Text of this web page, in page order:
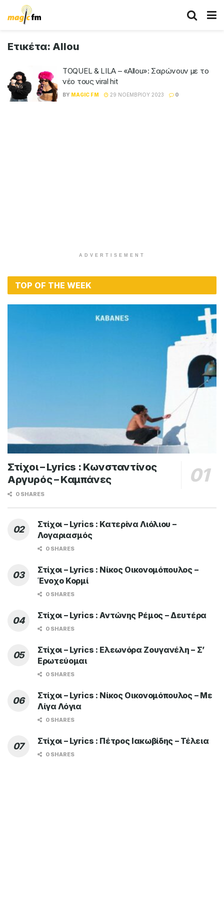
Ετικέτα: Allou
TOQUEL & LILA – «Allou»: Σαρώνουν με το
νέο τους viral hit
BY MAGIC FM 29 ΝΟΕΜΒΡΊΟΥ 2023 0
ADVERTISEMENT
TOP OF THE WEEK
Στίχοι – Lyrics : Κωνσταντίνος
Αργυρός – Καμπάνες
0 SHARES
Στίχοι – Lyrics : Κατερίνα Λιόλιου –
Λογαριασμός
0 SHARES
Στίχοι – Lyrics : Νίκος Οικονομόπουλος –
Ένοχο Κορμί
0 SHARES
Στίχοι – Lyrics : Αντώνης Ρέμος – Δευτέρα
0 SHARES
Στίχοι – Lyrics : Ελεωνόρα Ζουγανέλη – Σ’
Ερωτεύομαι
0 SHARES
Στίχοι – Lyrics : Νίκος Οικονομόπουλος – Με
Λίγα Λόγια
0 SHARES
Στίχοι – Lyrics : Πέτρος Ιακωβίδης – Τέλεια
0 SHARES